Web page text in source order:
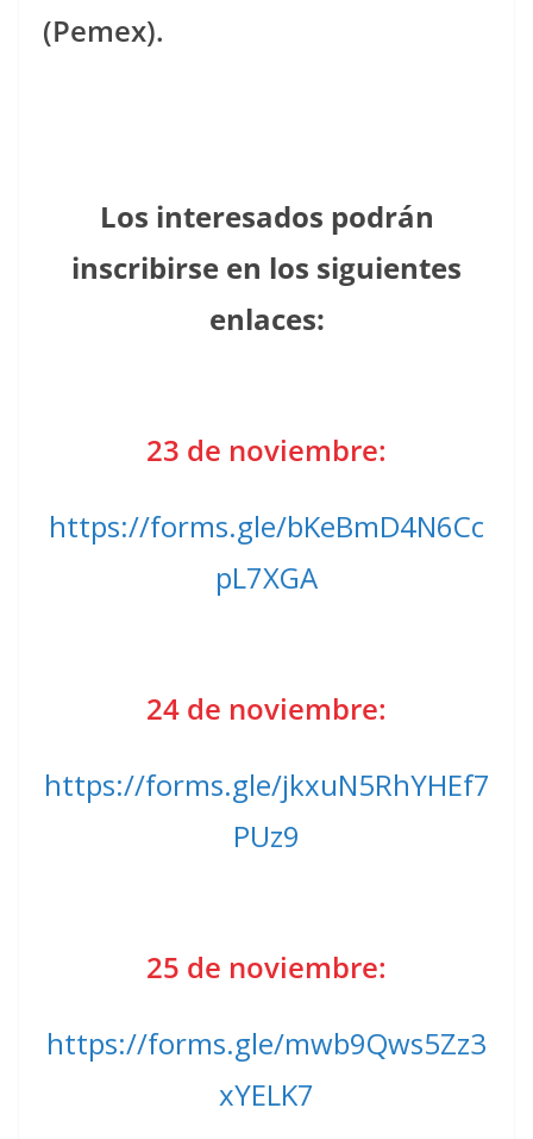
(Pemex).
Los interesados podrán
inscribirse en los siguientes
enlaces:
23 de noviembre:
https://forms.gle/bKeBmD4N6Cc
pL7XGA
24 de noviembre:
https://forms.gle/jkxuN5RhYHEf7
PUz9
25 de noviembre:
https://forms.gle/mwb9Qws5Zz3
xYELK7